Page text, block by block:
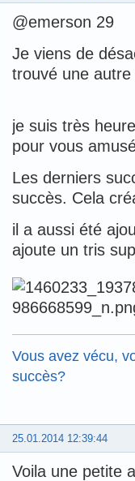
@emerson 29
Je viens de
trouvé une
je suis très
pour vous
Les derniers
succès. Cela
il a aussi été
ajoute un tris
Vous avez vécu,
succès?
25.01.2014 12:39:44
Voila une petite